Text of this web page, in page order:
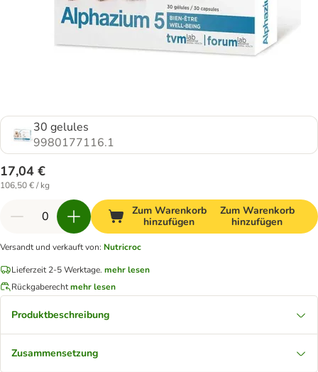
30 gelules
9980177116.1
17,04 €
106,50 € / kg
Zum Warenkorb
hinzufügen
Zum Warenkorb
hinzufügen
Versandt und verkauft von: Nutricroc
Lieferzeit 2-5 Werktage. mehr lesen
Rückgaberechtmehr lesen
Produktbeschreibung
Zusammensetzung